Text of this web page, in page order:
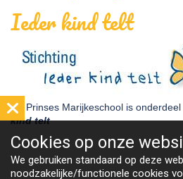
Ieder kind telt
De Prinses Marijkeschool is
kind telt
Cookies op onze
We gebruiken standaard op deze
noodzakelijke/functionele cookies